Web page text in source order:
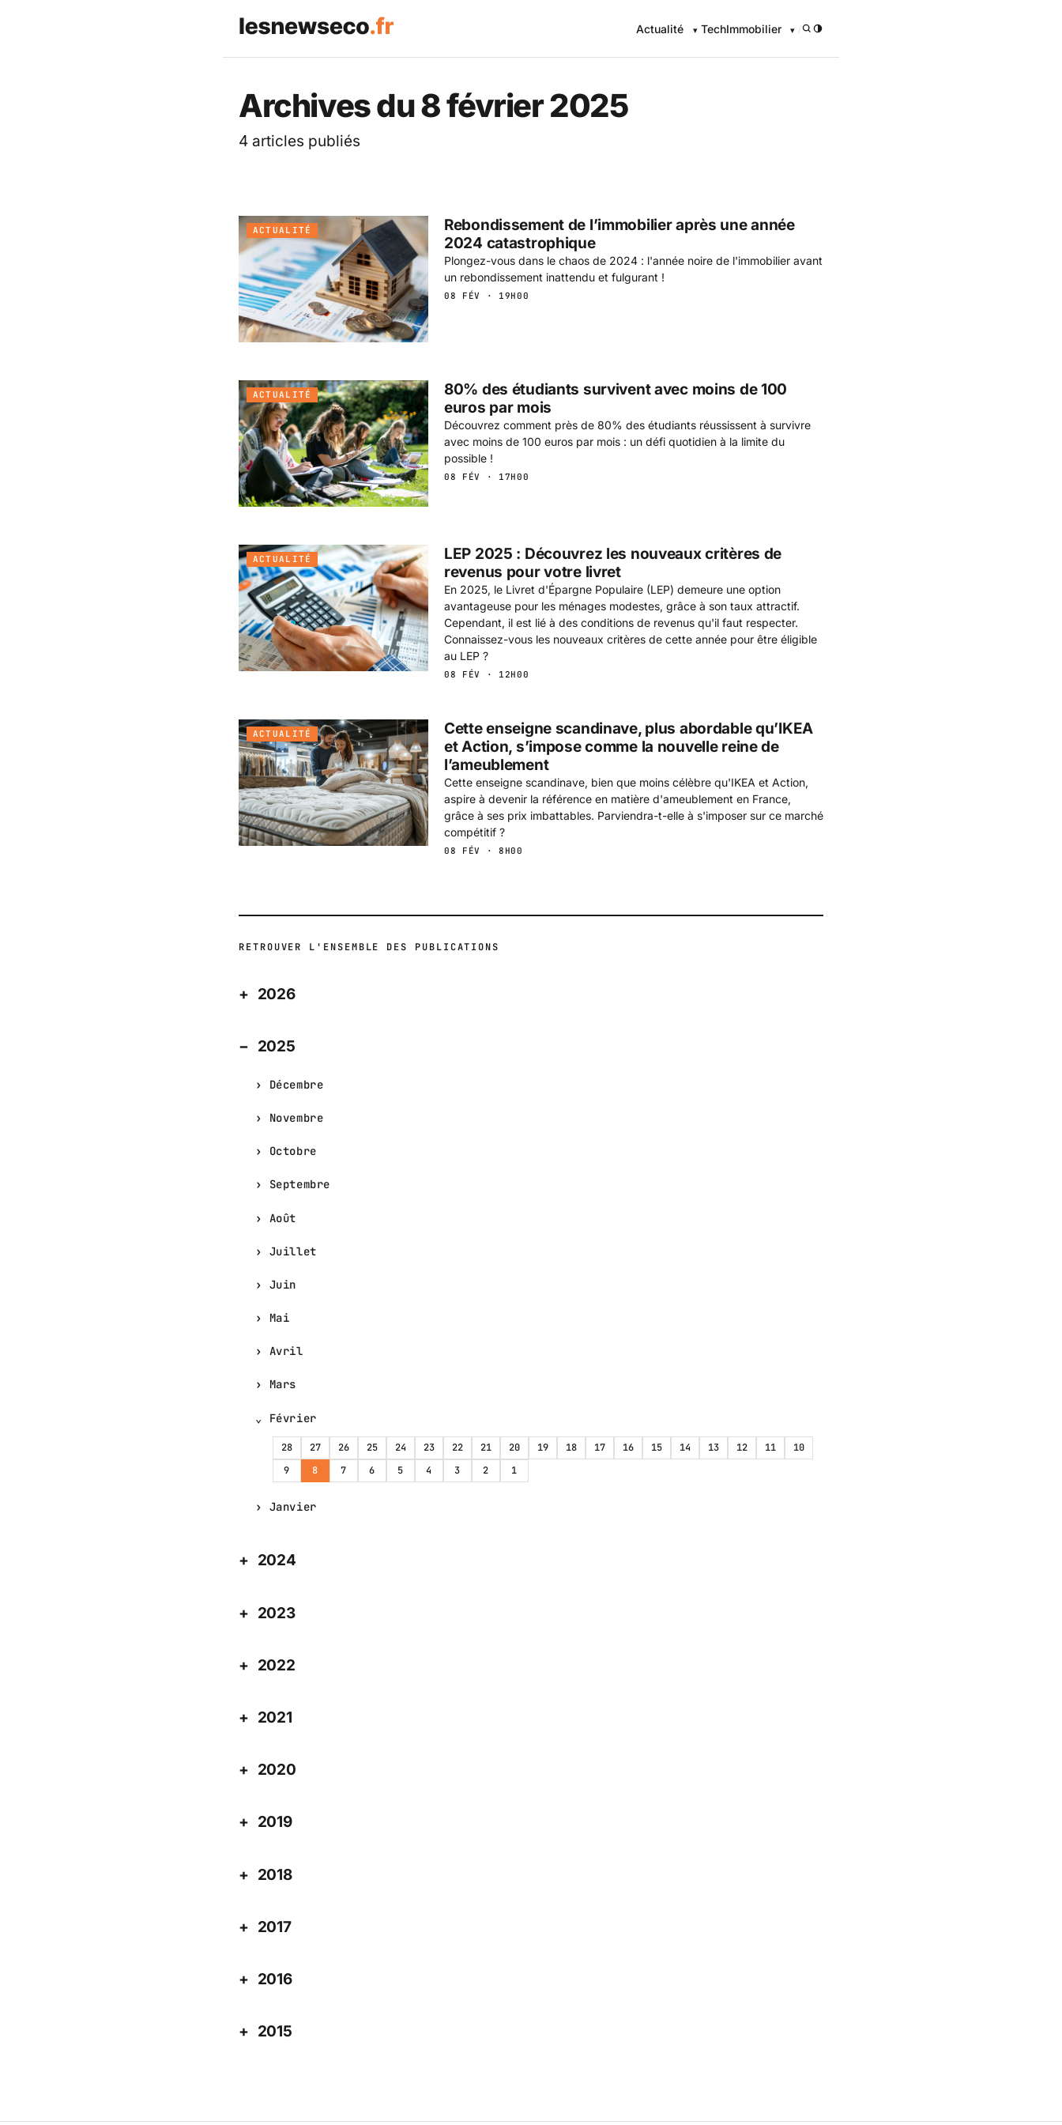
Les News Eco .fr — L'information économique
Actualité TechImmobilier /
Archives du 8 février 2025
4 articles publiés
ACTUALITÉ
Rebondissement de l’immobilier après une année
2024 catastrophique
Plongez-vous dans le chaos de 2024 : l'année noire de l'immobilier avant
un rebondissement inattendu et fulgurant !
08 FÉV · 19H00
ACTUALITÉ
80% des étudiants survivent avec moins de 100
euros par mois
Découvrez comment près de 80% des étudiants réussissent à survivre
avec moins de 100 euros par mois : un défi quotidien à la limite du
possible !
08 FÉV · 17H00
ACTUALITÉ
LEP 2025 : Découvrez les nouveaux critères de
revenus pour votre livret
En 2025, le Livret d'Épargne Populaire (LEP) demeure une option
avantageuse pour les ménages modestes, grâce à son taux attractif.
Cependant, il est lié à des conditions de revenus qu'il faut respecter.
Connaissez-vous les nouveaux critères de cette année pour être éligible
au LEP ?
08 FÉV · 12H00
ACTUALITÉ
Cette enseigne scandinave, plus abordable qu’IKEA
et Action, s’impose comme la nouvelle reine de
l’ameublement
Cette enseigne scandinave, bien que moins célèbre qu'IKEA et Action,
aspire à devenir la référence en matière d'ameublement en France,
grâce à ses prix imbattables. Parviendra-t-elle à s'imposer sur ce marché
compétitif ?
08 FÉV · 8H00
RETROUVER L'ENSEMBLE DES PUBLICATIONS
2026
2025
Décembre
Novembre
Octobre
Septembre
Août
Juillet
Juin
Mai
Avril
Mars
Février
28 27 26 25 24 23 22 21 20 19 18 17 16 15 14 13 12 11
10
9
8 7 6 5 4 3 2 1
Janvier
2024
2023
2022
2021
2020
2019
2018
2017
2016
2015